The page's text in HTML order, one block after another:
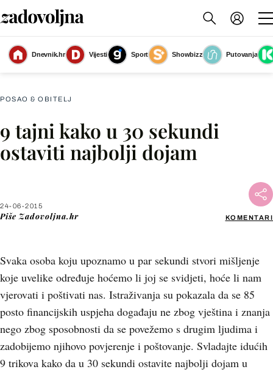
Dnevnik.hr Vijesti Sport Showbizz
Putovanja
Slika nije dostupna
POSAO & OBITELJ
9 tajni kako u 30 sekundi
ostaviti najbolji dojam
24-06-2015
Piše Zadovoljna.hr KOMENTARI
Svaka osoba koju upoznamo u par sekundi stvori mišljenje
koje uvelike određuje hoćemo li joj se svidjeti, hoće li nam
vjerovati i poštivati nas. Istraživanja su pokazala da se 85
posto financijskih uspjeha događaju ne zbog vještina i znanja
nego zbog sposobnosti da se povežemo s drugim ljudima i
zadobijemo njihovo povjerenje i poštovanje. Svladajte idućih
9 trikova kako da u 30 sekundi ostavite najbolji dojam u
Facebook